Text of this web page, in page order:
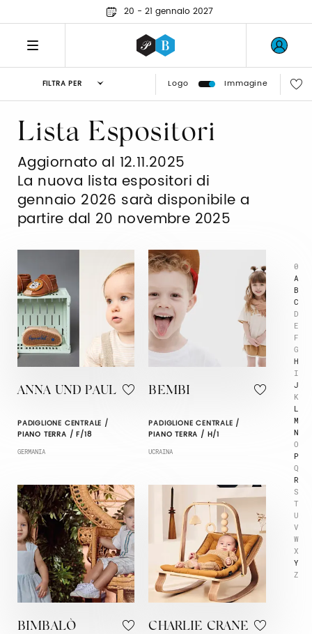
20 - 21 gennaio 2027
FILTRA PER Logo Immagine
0
A
B
C
D
E
F
G
H
I
J
K
L
M
N
O
P
Q
R
S
T
U
V
W
X
Y
Z
Lista Espositori
Aggiornato al 12.11.2025
La nuova lista espositori di
gennaio 2026 sarà disponibile a
partire dal 20 novembre 2025
ANNA UND PAUL
PADIGLIONE CENTRALE /
PIANO TERRA / F/18
GERMANIA
BEMBI
PADIGLIONE CENTRALE /
PIANO TERRA / H/1
UCRAINA
BIMBALÒ CHARLIE CRANE